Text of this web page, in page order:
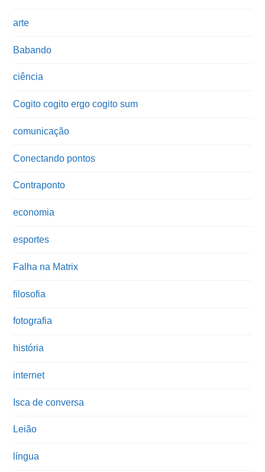
arte
Babando
ciência
Cogito cogito ergo cogito sum
comunicação
Conectando pontos
Contraponto
economia
esportes
Falha na Matrix
filosofia
fotografia
história
internet
Isca de conversa
Leião
língua